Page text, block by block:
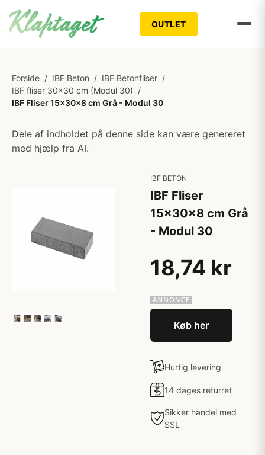
OUTLET
Forside / IBF Beton / IBF Betonfliser /
IBF fliser 30x30 cm (Modul 30) /
IBF Fliser 15x30x8 cm Grå - Modul 30
Dele af indholdet på denne side kan være genereret
med hjælp fra AI.
IBF BETON
IBF Fliser
15x30x8 cm Grå
- Modul 30
18,74 kr
Køb her
Hurtig levering
14 dages returret
Sikker handel med
SSL